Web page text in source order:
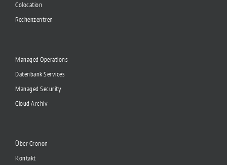
Colocation
Rechenzentren
Managed Operations
Datenbank Services
Managed Security
Cloud Archiv
Über Cronon
Kontakt